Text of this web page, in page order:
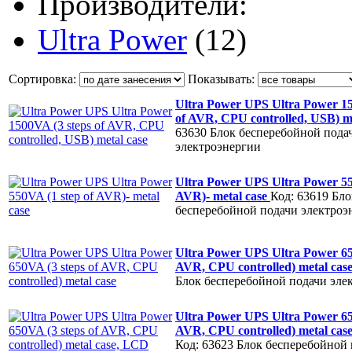
Ultra Power (12)
Сортировка:
Показывать:
Ultra Power UPS Ultra Power
of AVR, CPU controlled, USB)
63630 Блок бесперебойной
электроэнергии
Ultra Power UPS Ultra Power
AVR)- metal case Код: 63619
бесперебойной подачи
Ultra Power UPS Ultra Power
AVR, CPU controlled) metal
Блок бесперебойной подачи
Ultra Power UPS Ultra Power
AVR, CPU controlled) metal
Код: 63623 Блок бесперебойной